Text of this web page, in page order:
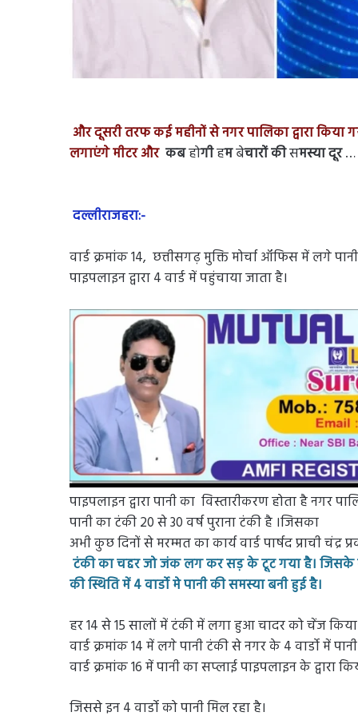
और दूसरी तरफ कई महीनों से नगर पालिका द्वारा
लगाएंगे मीटर और कबहोगीहमबेचारों कीसमस्या दूर…
दल्लीराजहरा:-
वार्ड क्रमांक 14, छत्तीसगढ़ मुक्ति मोर्चा ऑफिस में लगे
पाइपलाइन द्वारा 4 वार्ड में पहुंचाया जाता है।
पाइपलाइन द्वारा पानी का विस्तारीकरण होता है नगर
पानी का टंकी 20 से 30 वर्ष पुराना टंकी है ।जिसका
अभी कुछ दिनों से मरम्मत का कार्य वार्ड पार्षद प्राची चंद्र
टंकी का चद्दर जो जंक लग कर सड़ के टूट गया है। जिसके
की स्थिति में 4 वार्डो मे पानी की समस्या बनी हुई है।
हर 14 से 15 सालों में टंकी में लगा हुआ चादर को चेंज
वार्ड क्रमांक 14 में लगे पानी टंकी से नगर के 4 वार्डो में
वार्ड क्रमांक 16 में पानी का सप्लाई पाइपलाइन के द्वारा
जिससे इन 4 वार्डो को पानी मिल रहा है।